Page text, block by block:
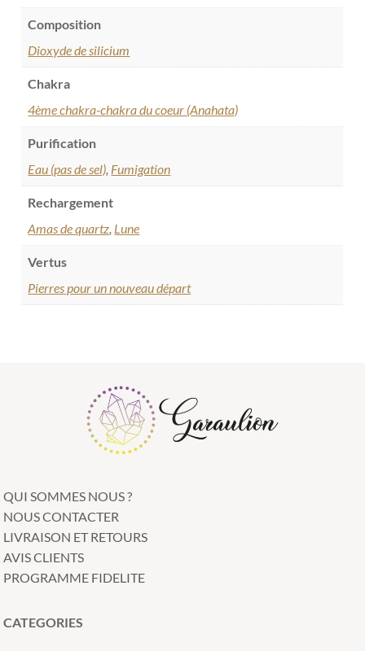
Composition
Dioxyde de silicium
Chakra
4ème chakra-chakra du coeur (Anahata)
Purification
Eau (pas de sel), Fumigation
Rechargement
Amas de quartz, Lune
Vertus
Pierres pour un nouveau départ
QUI SOMMES NOUS ?
NOUS CONTACTER
LIVRAISON ET RETOURS
AVIS CLIENTS
PROGRAMME FIDELITE
CATEGORIES